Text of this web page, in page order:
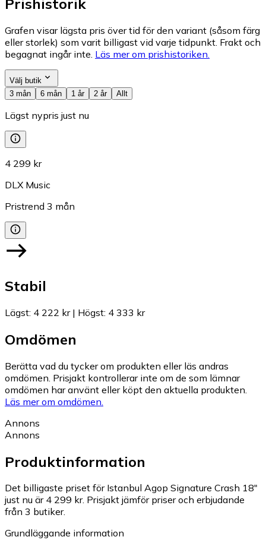
Prishistorik
Grafen visar lägsta pris över tid för den variant (såsom färg
eller storlek) som varit billigast vid varje tidpunkt. Frakt och
begagnat ingår inte. Läs mer om prishistoriken.
Välj butik
3 mån
6 mån 1 år 2 år Allt
Lägst nypris just nu
4 299 kr
DLX Music
Pristrend 3 mån
Stabil
Lägst: 4 222 kr| Högst: 4 333 kr
Omdömen
Berätta vad du tycker om produkten eller läs andras
omdömen. Prisjakt kontrollerar inte om de som lämnar
omdömen har använt eller köpt den aktuella produkten.
Läs mer om omdömen.
Annons
Annons
Produktinformation
Det billigaste priset för Istanbul Agop Signature Crash 18"
just nu är 4 299 kr. Prisjakt jämför priser och erbjudande
från 3 butiker.
Grundläggande information